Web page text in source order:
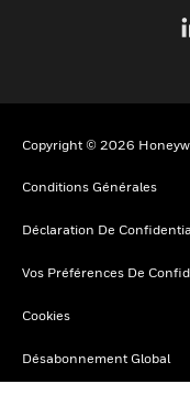
Copyright © 2026
Conditions Générales
Déclaration De
Vos Préférences De
Cookies
Désabonnement Global